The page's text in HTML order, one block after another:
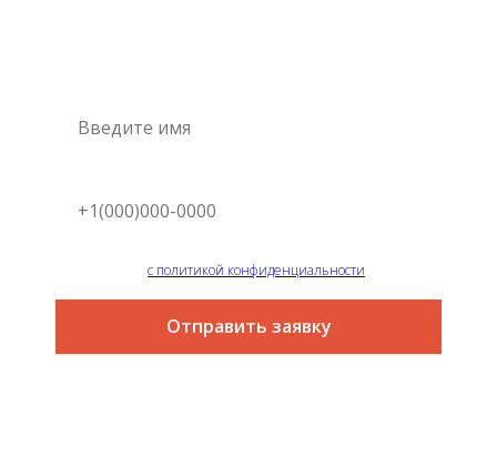
с политикой конфиденциальности
Отправить заявку